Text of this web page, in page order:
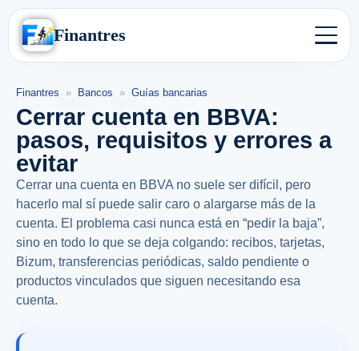
Finantres
Finantres » Bancos » Guías bancarias
Cerrar cuenta en BBVA:
pasos, requisitos y errores a
evitar
Cerrar una cuenta en BBVA no suele ser difícil, pero
hacerlo mal sí puede salir caro o alargarse más de la
cuenta. El problema casi nunca está en “pedir la baja”,
sino en todo lo que se deja colgando: recibos, tarjetas,
Bizum, transferencias periódicas, saldo pendiente o
productos vinculados que siguen necesitando esa
cuenta.